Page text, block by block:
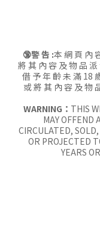
🔞警 告 :本 網 頁 內
將 其 內 容 及 物 品
借 予 年 齡 未 滿 18
或 將 其 內 容 及 物
WARNING： THIS
MAY OFFEND
CIRCULATED,
OR PROJECTED
YEARS